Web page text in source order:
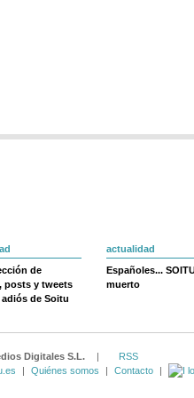
de
posts y tweets
de Soitu
actualidad
Españoles...
muerto
Digitales S.L. |
RSS
| Quiénes somos | Contacto |